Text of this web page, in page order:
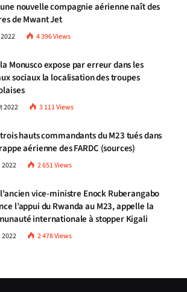
une nouvelle compagnie aérienne naît des
de Mwant Jet
4 396Views
la Monusco expose par erreur dans les
sociaux la localisation des troupes
2022 3 111Views
trois hauts commandants du M23 tués dans
aérienne des FARDC (sources)
2 651Views
l’ancien vice-ministre Enock Ruberangabo
l’appui du Rwanda au M23, appelle la
internationale à stopper Kigali
2 478Views